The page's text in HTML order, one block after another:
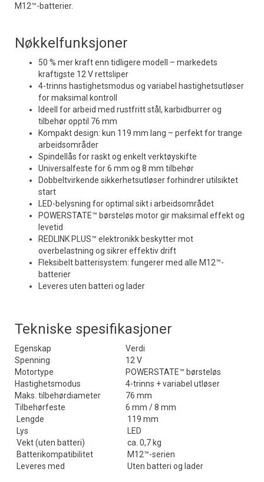
M12™-batterier.
Nøkkelfunksjoner
50 % mer kraft enn tidligere modell – markedets
kraftigste 12 V rettsliper
4-trinns hastighetsmodus og variabel hastighetsutløser
for maksimal kontroll
Ideell for arbeid med rustfritt stål, karbidburrer og
tilbehør opptil 76 mm
Kompakt design: kun 119 mm lang – perfekt for trange
arbeidsområder
Spindellås for raskt og enkelt verktøyskifte
Universalfeste for 6 mm og 8 mm tilbehør
Dobbeltvirkende sikkerhetsutløser forhindrer utilsiktet
start
LED-belysning for optimal sikt i arbeidsområdet
POWERSTATE™ børsteløs motor gir maksimal effekt og
levetid
REDLINK PLUS™ elektronikk beskytter mot
overbelastning og sikrer effektiv drift
Fleksibelt batterisystem: fungerer med alle M12™-
batterier
Leveres uten batteri og lader
Tekniske spesifikasjoner
Egenskap
Verdi
Spenning
12 V
Motortype
POWERSTATE™ børsteløs
Hastighetsmodus
4-trinns + variabel utløser
Maks. tilbehørdiameter
76 mm
Tilbehørfeste
6 mm / 8 mm
Lengde
119 mm
Lys
LED
Vekt (uten batteri)
ca. 0,7 kg
Batterikompatibilitet
M12™-serien
Leveres med
Uten batteri og lader